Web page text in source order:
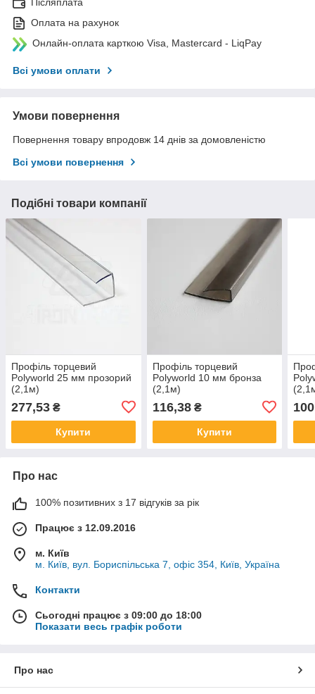
Післяплата
Оплата на рахунок
Онлайн-оплата карткою Visa, Mastercard - LiqPay
Всі умови оплати
Умови повернення
Повернення товару впродовж 14 днів за домовленістю
Всі умови повернення
Подібні товари компанії
Профіль торцевий
Polyworld 25 мм прозорий
(2,1м)
277,53 ₴
Купити
Профіль торцевий
Polyworld 10 мм бронза
(2,1м)
116,38₴
Купити
Про нас
100% позитивних з 17 відгуків за рік
Працює з 12.09.2016
м. Київ
м. Київ, вул. Бориспільська 7, офіс 354, Київ, Україна
Контакти
Сьогодні працює з 09:00 до 18:00
Показати весь графік роботи
Про нас